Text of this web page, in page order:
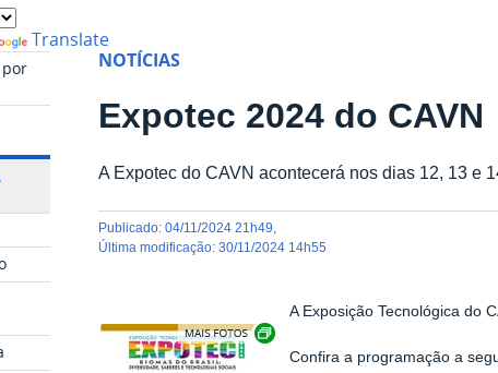
Translate
por
NOTÍCIAS
Expotec 2024 do CAVN
A Expotec do CAVN acontecerá nos dias 12, 13 e
publicado:04/11/2024 21h49
última modificação:30/11/2024 14h55
Exibir carrossel de imagens
A Exposição Tecnológica do
Confira a programação a